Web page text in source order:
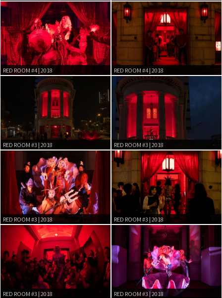
RED ROOM #4 | 2018 RED ROOM #4 | 2018
RED ROOM #3 | 2018 RED ROOM #3 | 2018
RED ROOM #3 | 2018 RED ROOM #3 | 2018
RED ROOM #3 | 2018 RED ROOM #3 | 2018